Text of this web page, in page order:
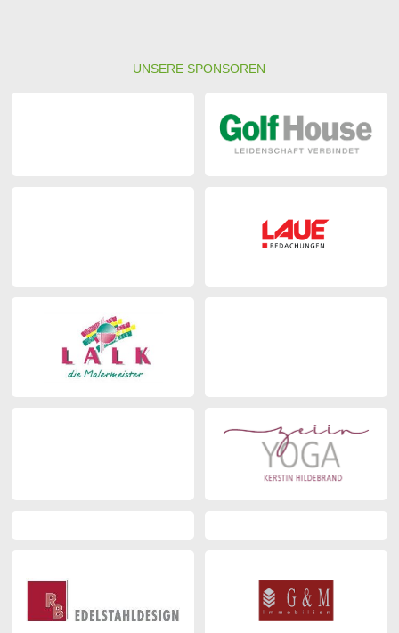
UNSERE SPONSOREN